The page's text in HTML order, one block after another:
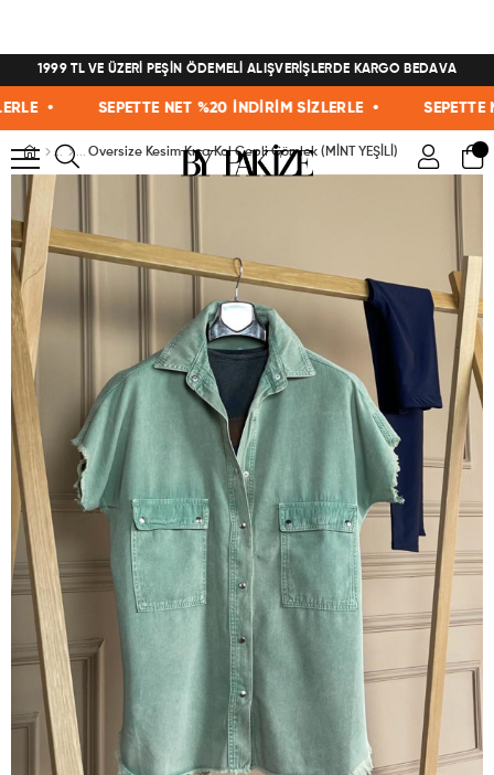
1999 TL VE ÜZERİ PEŞİN ÖDEMELİ ALIŞVERİŞLERDE KARGO BEDAVA
• SEPETTE NET %20 İNDİRİM SİZLERLE • SEPETTE
Oversize Kesim Kısa Kol Cepli Gömlek (MİNT YEŞİLİ)